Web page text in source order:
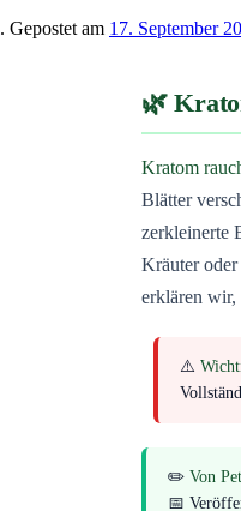
. Gepostet am 17. September
Kratom
Blätter
zerkleinerte
Kräuter
erklären wir,
⚠️
✏️ Von
📅